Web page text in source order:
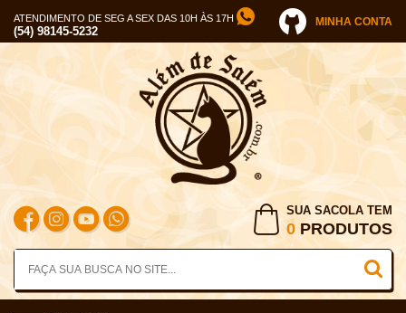
ATENDIMENTO DE SEG A SEX DAS 10H ÀS 17H
(54) 98145-5232
MINHA CONTA
SUA SACOLA TEM
0 PRODUTOS